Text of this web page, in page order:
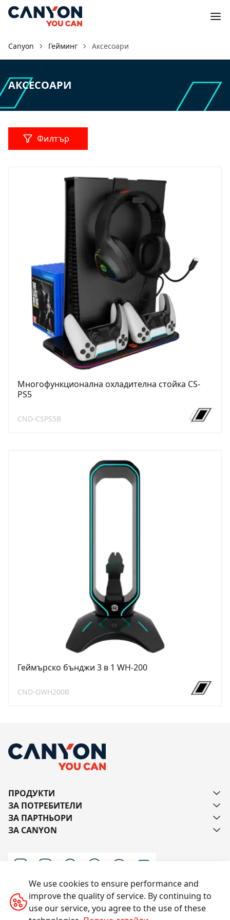
Canyon Гейминг Аксесоари
АКСЕСОАРИ
Филтър
Многофункционална охладителна стойка CS-
PS5
CND-CSPS5B
Геймърско бънджи 3 в 1 WH-200
CND-GWH200B
ПРОДУКТИ
ЗА ПОТРЕБИТЕЛИ
ЗА ПАРТНЬОРИ
ЗА CANYON
Пишете ни
We use cookies to ensure performance and
improve the quality of service. By continuing to
use our service, you agree to the use of these